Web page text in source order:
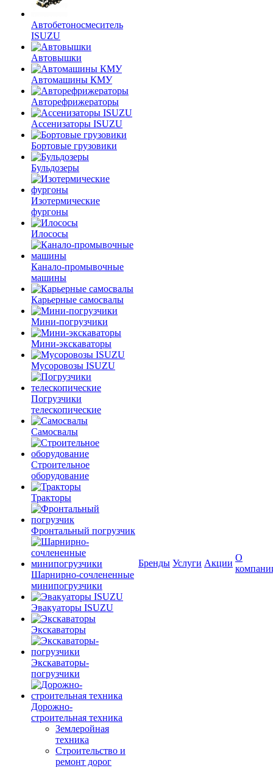
Автобетоносмеситель
ISUZU
Автовышки
Автомашины КМУ
Авторефрижераторы
Ассенизаторы ISUZU
Бортовые грузовики
Бульдозеры
Изотермические
фургоны
Илососы
Канало-промывочные
машины
Карьерные самосвалы
Мини-погрузчики
Мини-экскаваторы
Мусоровозы ISUZU
Погрузчики
телескопические
Самосвалы
Строительное
оборудование
Тракторы
Фронтальный погрузчик
Шарнирно-сочлененные
минипогрузчики
Эвакуаторы ISUZU
Экскаваторы
Экскаваторы-
погрузчики
Дорожно-
строительная техника
Землеройная
техника
Строительство и
ремонт дорог
Бренды Услуги Акции
О